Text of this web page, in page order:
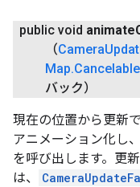
public void animate
（Camera
Map.Cancelable
バック）
現在の位置から更新
アニメーション化し
を呼び出します。更
は、